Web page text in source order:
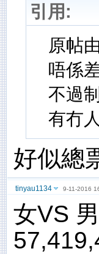
引用:
原帖由
唔係
不過
有冇
好似總
tinyau1134 9-11-2016
女VS 男